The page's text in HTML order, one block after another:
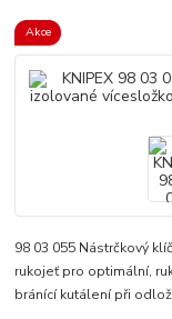
Akce
98 03 055 Nástrčkový
rukojeť pro optimální,
bránící kutálení při